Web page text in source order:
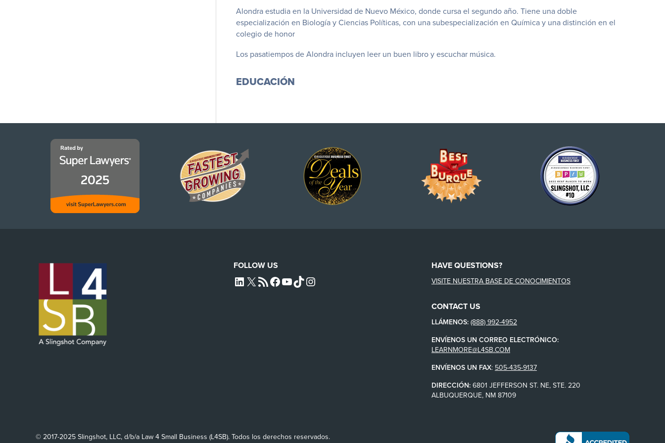
Alondra estudia en la Universidad de Nuevo México, donde cursa el segundo año. Tiene una doble
especialización en Biología y Ciencias Políticas, con una subespecialización en Química y una distinción en el
colegio de honor
Los pasatiempos de Alondra incluyen leer un buen libro y escuchar música.
EDUCACIÓN
FOLLOW US
L4SB LINKEDIN
X L4SB RSS FEEDL4SB FACEBOOK
L4SB YOUTUBE
TIKTOKINSTAGRAM
HAVE QUESTIONS?
VISITE NUESTRA BASE DE CONOCIMIENTOS
CONTACT US
LLÁMENOS: (888) 992-4952
ENVÍENOS UN CORREO ELECTRÓNICO:
LEARNMORE@L4SB.COM
ENVÍENOS UN FAX: 505-435-9137
DIRECCIÓN: 6801 JEFFERSON ST. NE, STE. 220
ALBUQUERQUE, NM 87109
© 2017-2025 Slingshot, LLC, d/b/a Law 4 Small Business (L4SB). Todos los derechos reservados.